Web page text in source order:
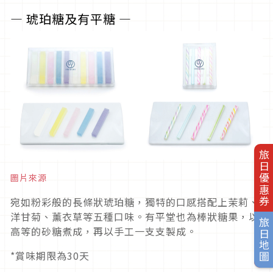
旅日優惠券
旅日地圖
― 琥珀糖及有平糖 ―
圖片來源
宛如粉彩般的長條狀琥珀糖，獨特的口感搭配上茉莉、
洋甘菊、薰衣草等五種口味。有平堂也為棒狀糖果，以
高等的砂糖煮成，再以手工一支支製成。
*賞味期限為30天